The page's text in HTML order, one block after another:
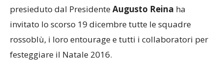
presieduto dal PresidenteAugusto Reina ha
invitato lo scorso 19 dicembre tutte le squadre
rossoblù, i loro entourage e tutti i collaboratori per
festeggiare il Natale 2016.